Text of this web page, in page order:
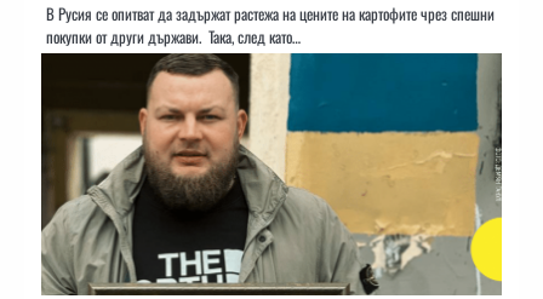
В Русия се опитват да задържат растежа на цените на картофите чрез спешни
покупки от други държави. Така, след като…